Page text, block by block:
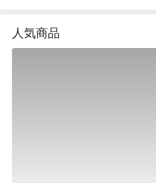
し、展示会や販売も行っており、
ランの食器としても使用されてい
人気商品